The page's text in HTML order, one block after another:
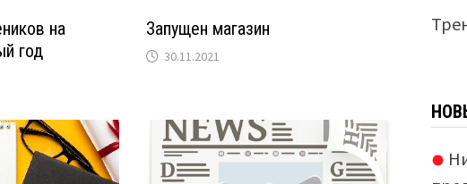
на
год
Запущен магазин
30.11.2021